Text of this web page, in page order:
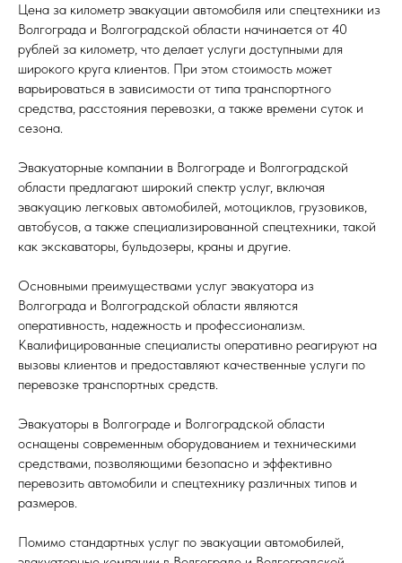
Цена за километр эвакуации автомобиля или спецтехники из
Волгограда и Волгоградской области начинается от 40
рублей за километр, что делает услуги доступными для
широкого круга клиентов. При этом стоимость может
варьироваться в зависимости от типа транспортного
средства, расстояния перевозки, а также времени суток и
сезона.
Эвакуаторные компании в Волгограде и Волгоградской
области предлагают широкий спектр услуг, включая
эвакуацию легковых автомобилей, мотоциклов, грузовиков,
автобусов, а также специализированной спецтехники, такой
как экскаваторы, бульдозеры, краны и другие.
Основными преимуществами услуг эвакуатора из
Волгограда и Волгоградской области являются
оперативность, надежность и профессионализм.
Квалифицированные специалисты оперативно реагируют на
вызовы клиентов и предоставляют качественные услуги по
перевозке транспортных средств.
Эвакуаторы в Волгограде и Волгоградской области
оснащены современным оборудованием и техническими
средствами, позволяющими безопасно и эффективно
перевозить автомобили и спецтехнику различных типов и
размеров.
Помимо стандартных услуг по эвакуации автомобилей,